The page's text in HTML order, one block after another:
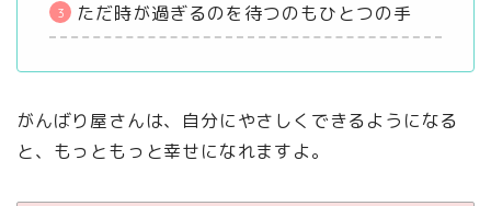
ただ時が過ぎるのを待つのもひとつの手
がんばり屋さんは、自分にやさしくできるようになる
と、もっともっと幸せになれますよ。